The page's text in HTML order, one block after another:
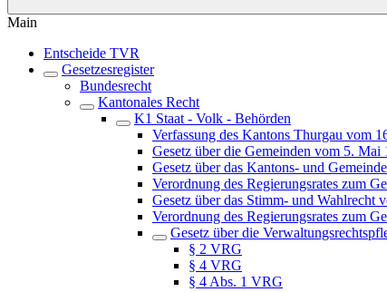
Main
Entscheide TVR
Gesetzesregister
Bundesrecht
Kantonales Recht
K1 Staat - Volk - Behörden
Verfassung des Kantons Thurgau vom
Gesetz über die Gemeinden vom 5. Mai
Gesetz über das Kantons- und
Verordnung des Regierungsrates zum
Gesetz über das Stimm- und Wahlrecht
Verordnung des Regierungsrates zum
Gesetz über die
§ 2 VRG
§ 4 VRG
§ 4 Abs. 1 VRG